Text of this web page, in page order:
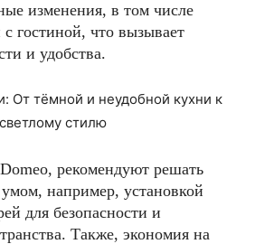
изменения, в том числе
гостиной, что вызывает
и удобства.
рекомендуют решать
например, установкой
для безопасности и
Также, экономия на